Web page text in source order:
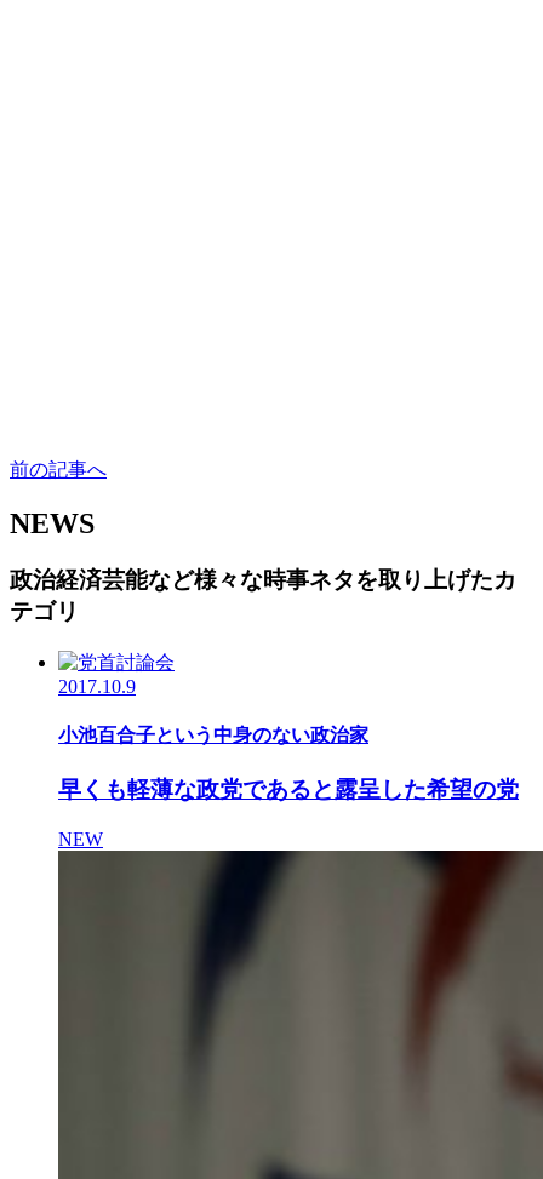
前の記事へ
NEWS
政治経済芸能など様々な時事ネタを取り上げたカ
テゴリ
2017.10.9
小池百合子という中身のない政治家
早くも軽薄な政党であると露呈した希望の党
NEW